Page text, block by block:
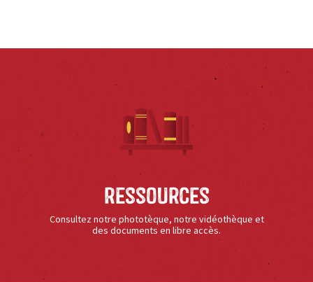
Ressources
Consultez notre phototèque, notre vidéothèque et
des documents en libre accès.